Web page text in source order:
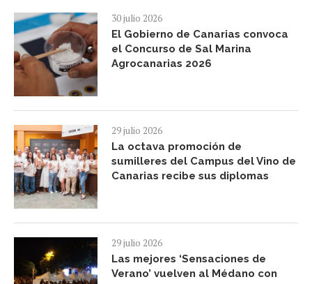
30 julio 2026
El Gobierno de Canarias convoca
el Concurso de Sal Marina
Agrocanarias 2026
29 julio 2026
La octava promoción de
sumilleres del Campus del Vino de
Canarias recibe sus diplomas
29 julio 2026
Las mejores ‘Sensaciones de
Verano’ vuelven al Médano con